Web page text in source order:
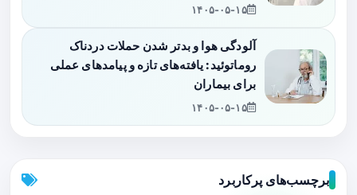
۱۴۰۵-۰۵-۱۵
آلودگی هوا و بدتر شدن حملات دردناک
روماتوئید: یافته‌های تازه و پیامدهای عملی
برای بیماران
۱۴۰۵-۰۵-۱۵
برچسب‌های پرکاربرد